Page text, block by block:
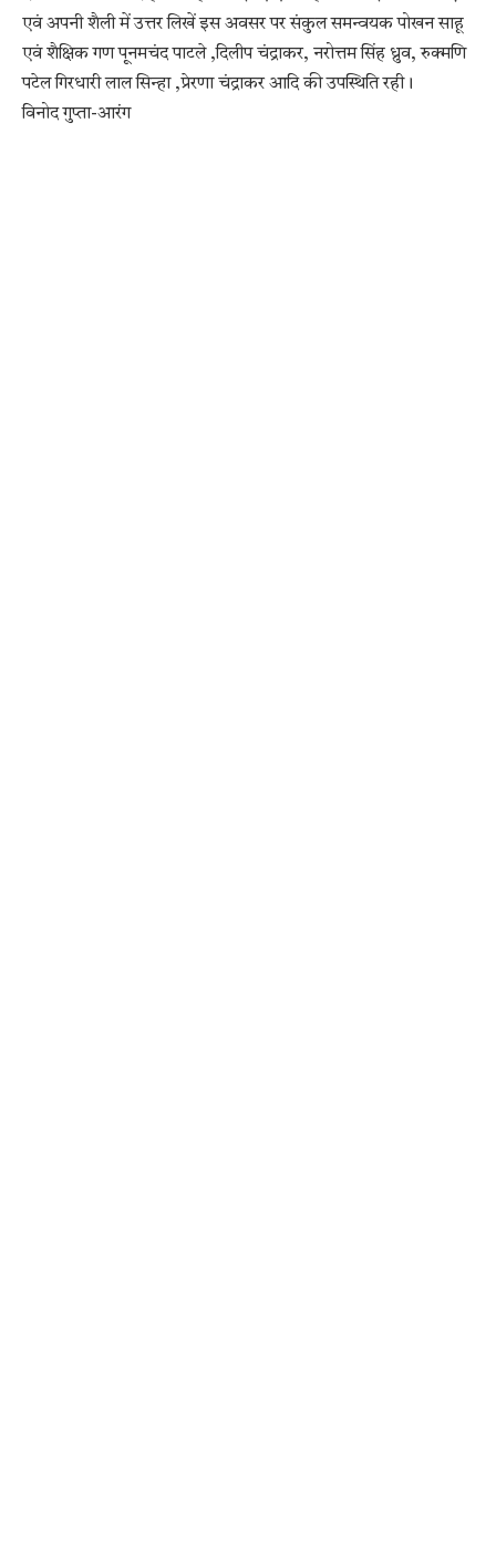
एवं अपनी शैली में उत्तर लिखें इस अवसर पर संकुल समन्वयक पोखन साहू
एवं शैक्षिक गण पूनमचंद पाटले ,दिलीप चंद्राकर, नरोत्तम सिंह ध्रुव, रुक्मणि
पटेल गिरधारी लाल सिन्हा ,प्रेरणा चंद्राकर आदि की उपस्थिति रही।
विनोद गुप्ता-आरंग